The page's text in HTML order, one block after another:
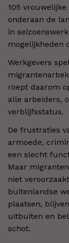
105
onderaan de
in
mogelijkheden
Werkgevers
roept daarom
alle arbeiders,
verblijfsstatus.
De frustraties
armoede,
een slecht
Maar
niet
buitenlandse
plaatsen,
uitbuiten en
schot.